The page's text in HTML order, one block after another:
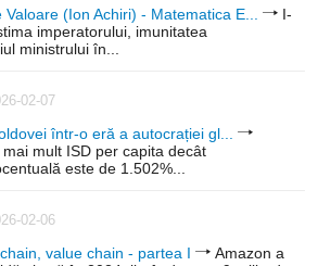
Valoare (Ion Achiri) - Matematica E...
I-
imperatorului, imunitatea
ministrului în...
02-07
într-o eră a autocrației gl...
mult ISD per capita decât
este de 1.502%...
02-06
value chain - partea I
Amazon a